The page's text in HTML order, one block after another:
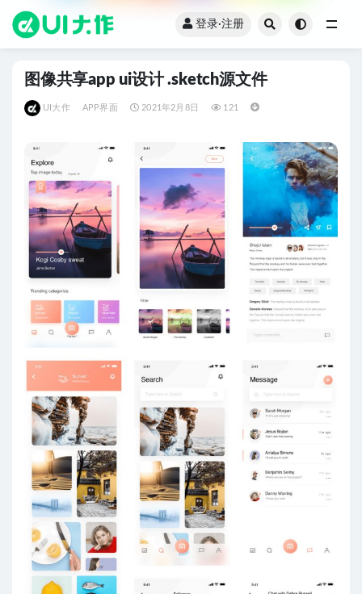
登录·注册
图像共享app ui设计 .sketch源文件
UI大作 APP界面 2021年2月8日 121